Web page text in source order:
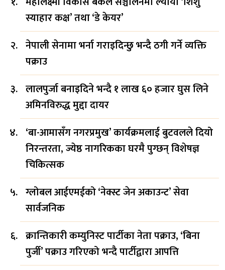
स्याहार कक्ष’ तथा ‘डे केयर’
नेपाली सेनामा भर्ना गराइदिन्छु भन्दै ठगी गर्ने व्यक्ति
पक्राउ
लालपुर्जा बनाइदिने भन्दै १ लाख ६० हजार घुस लिने
अमिनविरुद्ध मुद्दा दायर
‘बा-आमासँग नगरप्रमुख’ कार्यक्रमलाई बुटवलले दियो
निरन्तरता, ज्येष्ठ नागरिकका घरमै पुग्छन् विशेषज्ञ
चिकित्सक
ग्लोबल आईएमईको ‘नेक्स्ट जेन अकाउन्ट’ सेवा
सार्वजनिक
क्रान्तिकारी कम्युनिस्ट पार्टीका नेता पक्राउ, ‘बिना
पुर्जी’ पक्राउ गरिएको भन्दै पार्टीद्वारा आपत्ति